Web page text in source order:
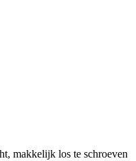
makkelijk los te schroeven